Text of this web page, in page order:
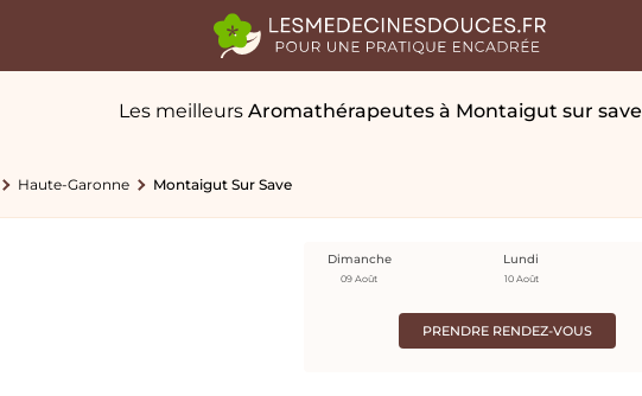
Les meilleurs Aromathérapeutes à Montaigut sur save
Haute-Garonne Montaigut Sur Save
PRENDRE RENDEZ-VOUS
Dimanche
09 Août
Lundi
10 Août